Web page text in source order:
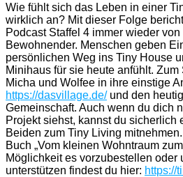
Wie fühlt sich das Leben in einer
wirklich an? Mit dieser Folge
Podcast Staffel 4 immer wieder
Bewohnender. Menschen geben
persönlichen Weg ins Tiny House
Minihaus für sie heute anfühlt.
Micha und Wolfee in ihre einstige
https://dasvillage.de/und den
Gemeinschaft. Auch wenn du dich
Projekt siehst, kannst du sicherlich
Beiden zum Tiny Living
Buch „Vom kleinen Wohntraum
Möglichkeit es vorzubestellen oder
unterstützen findest du hier: https://